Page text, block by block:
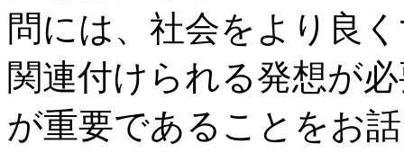
問には、社会をより良
関連付けられる発想が
が重要であることをお